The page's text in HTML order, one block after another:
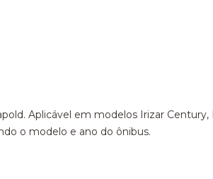
Aplicável em modelos Irizar
o modelo e ano do ônibus.